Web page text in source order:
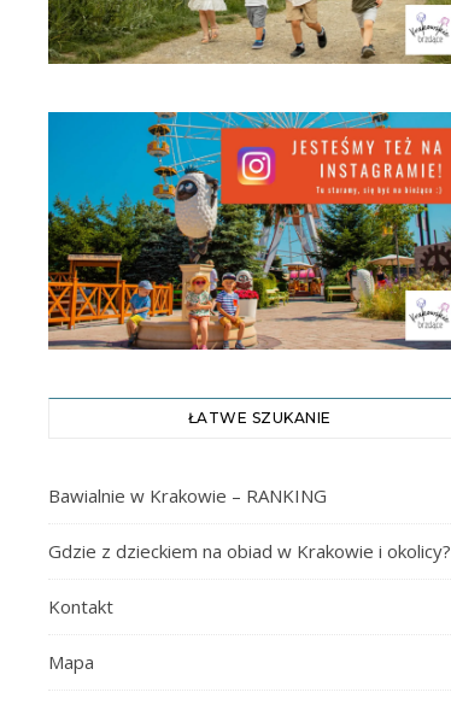
ŁATWE SZUKANIE
Bawialnie w Krakowie – RANKING
Gdzie z dzieckiem na obiad w Krakowie i okolicy?
Kontakt
Mapa